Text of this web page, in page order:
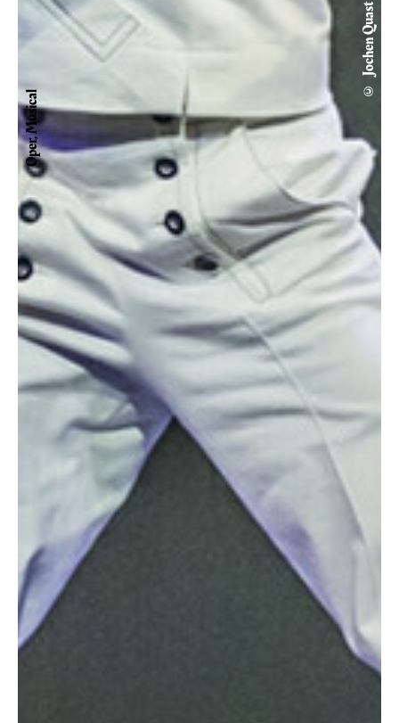
Oper, Musical
© Jochen Quast